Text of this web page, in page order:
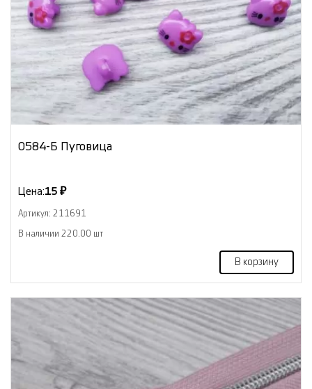
0584-Б Пуговица
Цена:15 ₽
Артикул: 211691
В наличии 220.00 шт
В корзину